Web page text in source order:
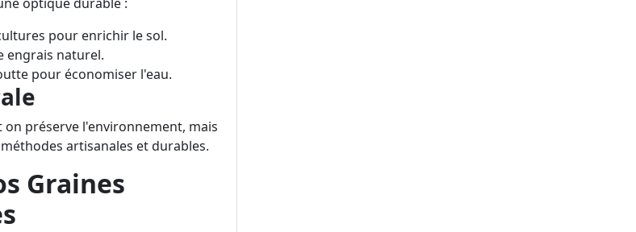
pour enrichir le sol.
engrais naturel.
pour économiser l'eau.
préserve l'environnement, mais
artisanales et durables.
Graines